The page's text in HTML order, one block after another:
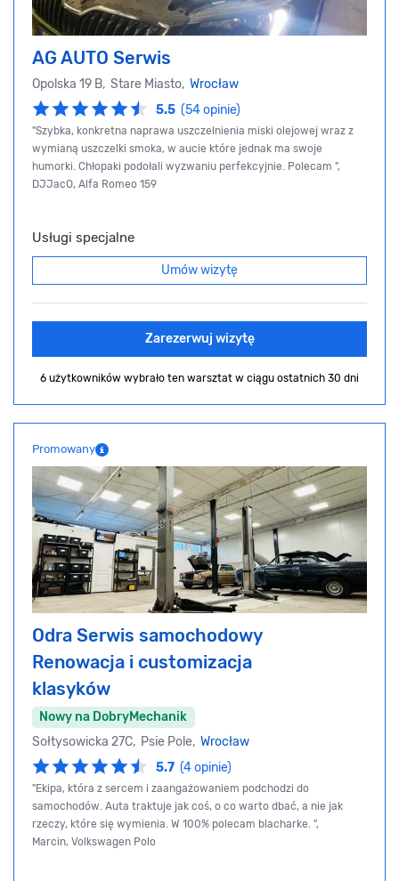
AG AUTO Serwis
Opolska 19 B, Stare Miasto, Wrocław
5.5 (54 opinie)
"Szybka, konkretna naprawa uszczelnienia miski olejowej wraz z
wymianą uszczelki smoka, w aucie które jednak ma swoje
humorki. Chłopaki podołali wyzwaniu perfekcyjnie. Polecam ",
DJJacO, Alfa Romeo 159
Usługi specjalne
Umów wizytę
Zarezerwuj wizytę
6 użytkowników wybrało ten warsztat w ciągu ostatnich 30 dni
Promowany
Odra Serwis samochodowy
Renowacja i customizacja
klasyków
Nowy na DobryMechanik
Sołtysowicka 27C, Psie Pole, Wrocław
5.7 (4 opinie)
"Ekipa, która z sercem i zaangażowaniem podchodzi do
samochodów. Auta traktuje jak coś, o co warto dbać, a nie jak
rzeczy, które się wymienia. W 100% polecam blacharke. ",
Marcin, Volkswagen Polo